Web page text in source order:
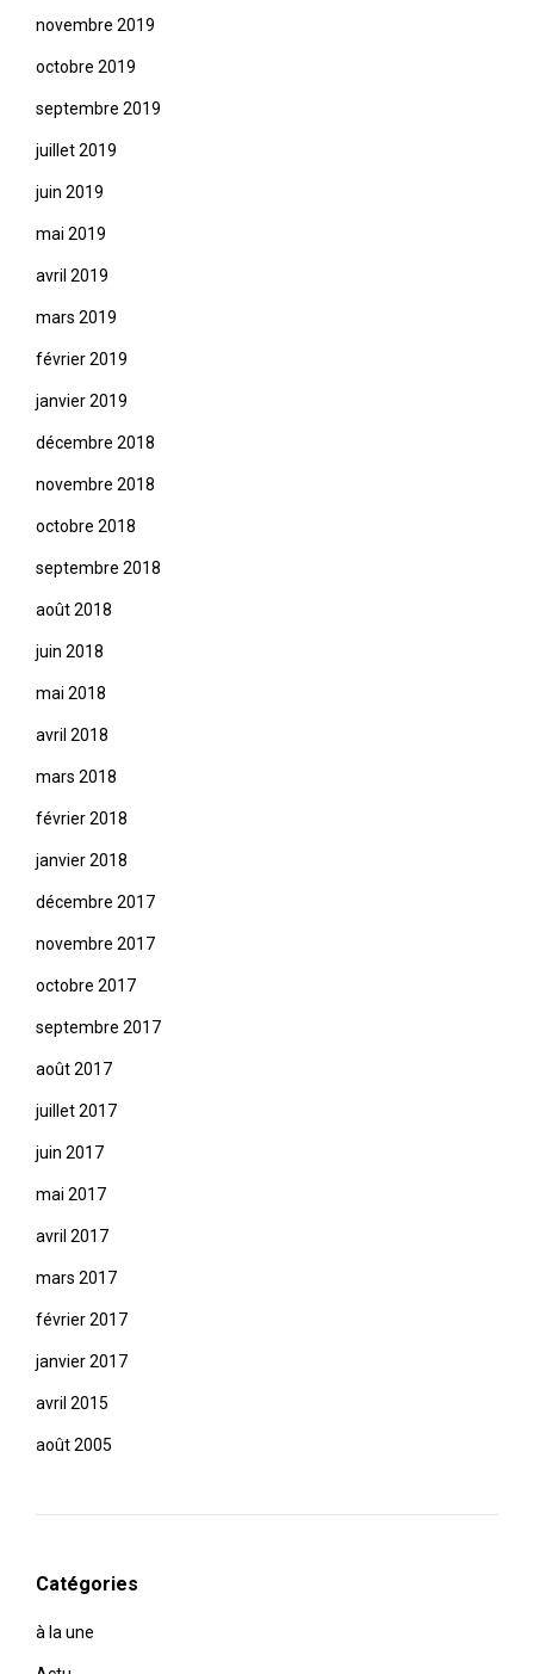
novembre 2019
octobre 2019
septembre 2019
juillet 2019
juin 2019
mai 2019
avril 2019
mars 2019
février 2019
janvier 2019
décembre 2018
novembre 2018
octobre 2018
septembre 2018
août 2018
juin 2018
mai 2018
avril 2018
mars 2018
février 2018
janvier 2018
décembre 2017
novembre 2017
octobre 2017
septembre 2017
août 2017
juillet 2017
juin 2017
mai 2017
avril 2017
mars 2017
février 2017
janvier 2017
avril 2015
août 2005
Catégories
à la une